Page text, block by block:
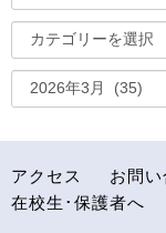
アクセス お問
在校生･保護者へ